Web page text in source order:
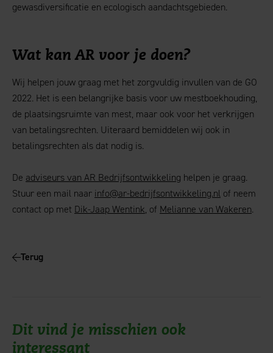
gewasdiversificatie en ecologisch aandachtsgebieden.
Wat kan AR voor je doen?
Wij helpen jouw graag met het zorgvuldig invullen van de GO
2022. Het is een belangrijke basis voor uw mestboekhouding,
de plaatsingsruimte van mest, maar ook voor het verkrijgen
van betalingsrechten. Uiteraard bemiddelen wij ook in
betalingsrechten als dat nodig is.
De adviseurs van AR Bedrijfsontwikkeling helpen je graag.
Stuur een mail naar info@ar-bedrijfsontwikkeling.nl of neem
contact op met Dik-Jaap Wentink, of Melianne van Wakeren.
Terug
Dit vind je misschien ook
interessant